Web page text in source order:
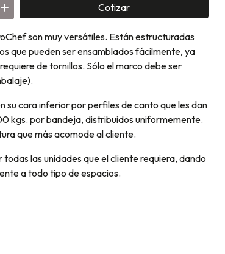
Cotizar
son muy versátiles. Están estructuradas
que pueden ser ensamblados fácilmente, ya
de tornillos. Sólo el marco debe ser
su cara inferior por perfiles de canto que les dan
kgs. por bandeja, distribuidos uniformemente.
que más acomode al cliente.
las unidades que el cliente requiera, dando
a todo tipo de espacios.